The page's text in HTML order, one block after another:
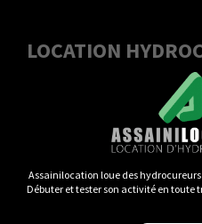
LOCATION
Assainilocation loue des
Débuter et tester son activité en toute